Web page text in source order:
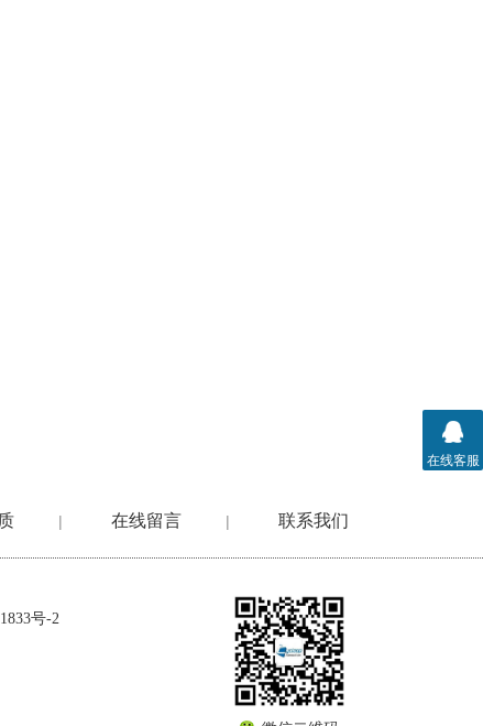
| 在线留言 | 联系我们
号-2
在线客服